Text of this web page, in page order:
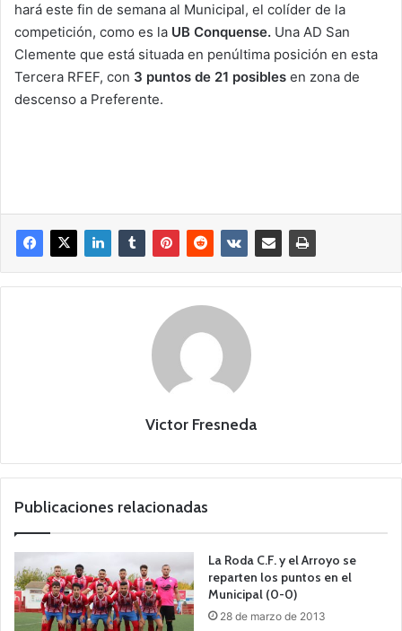
hará este fin de semana al Municipal, el colíder de la
competición, como es la UB Conquense. Una AD San
Clemente que está situada en penúltima posición en esta
Tercera RFEF, con 3 puntos de 21 posibles en zona de
descenso a Preferente.
Victor Fresneda
Publicaciones relacionadas
La Roda C.F. y el Arroyo se
reparten los puntos en el
Municipal (0-0)
28 de marzo de 2013